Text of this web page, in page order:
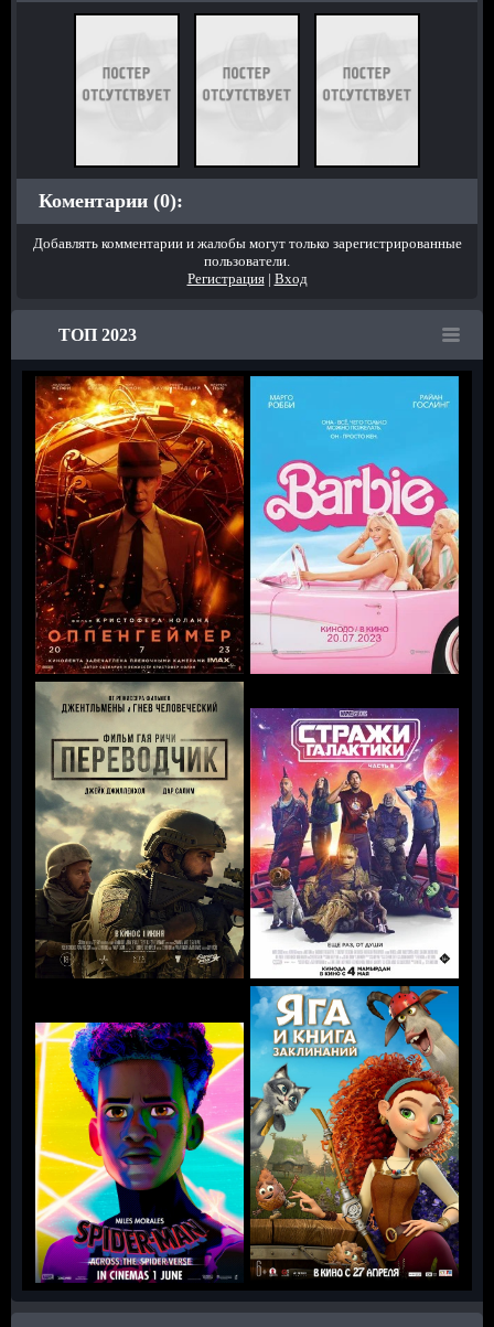
Коментарии (0):
Добавлять комментарии и жалобы могут только зарегистрированные
пользователи.
Регистрация| Вход
ТОП 2023